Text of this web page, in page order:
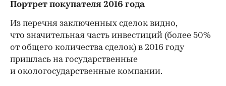
Портрет покупателя 2016 года
Из перечня заключенных сделок видно,
что значительная часть инвестиций (более 50%
от общего количества сделок) в 2016 году
пришлась на государственные
и окологосударственные компании.